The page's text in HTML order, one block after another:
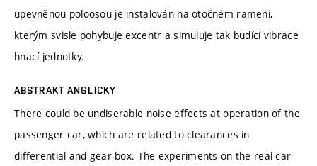
upevněnou poloosou je instalován na otočném rameni,
kterým svisle pohybuje excentr a simuluje tak budící vibrace
hnací jednotky.
ABSTRAKT ANGLICKY
There could be undiserable noise effects at operation of the
passenger car, which are related to clearances in
differential and gear-box. The experiments on the real car